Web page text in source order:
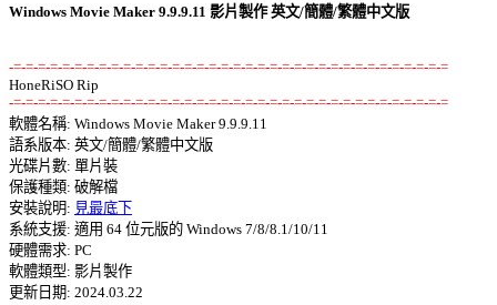
Windows Movie Maker 9.9.9.11 影片製作 英文/簡體/繁體中文版
-=-=-=-=-=-=-=-=-=-=-=-=-=-=-=-=-=-=-=-=-=-=-=-=-=-=-=-=-=-=-=-=-=-=-=-=
-=-=-=-=-=-=-=-=-=-=-=-=-=-=-=-=-=-=-=-=-=-=-=-=-=-=-=-=-=-=-=-=-=-=-=-=
軟體名稱: Windows Movie Maker 9.9.9.11
語系版本: 英文/簡體/繁體中文版
光碟片數: 單片裝
保護種類: 破解檔
安裝說明: 見最底下
系統支援: 適用 64 位元版的 Windows 7/8/8.1/10/11
硬體需求: PC
軟體類型: 影片製作
更新日期: 2024.03.22